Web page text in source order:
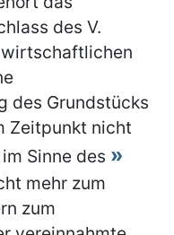
des V.
des Grundstücks
Zeitpunkt nicht
Sinne des
mehr zum
zum